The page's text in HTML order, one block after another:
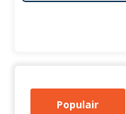
Populair